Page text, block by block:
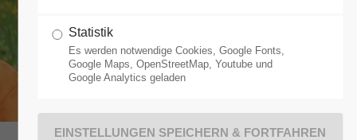
ANMELDEN
|Lost your password?
Support
Statistik
Es werden notwendige Cookies, Google Fonts,
Google Maps, OpenStreetMap, Youtube und
Google Analytics geladen